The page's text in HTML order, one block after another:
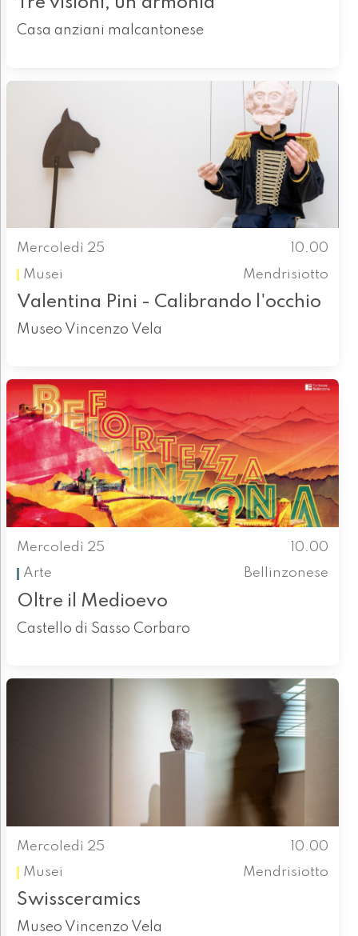
Casa anziani malcantonese
Mercoledì 25
10.00
Musei
Mendrisiotto
Valentina Pini - Calibrando l'occhio
Museo Vincenzo Vela
Mercoledì 25
10.00
Arte
Bellinzonese
Oltre il Medioevo
Castello di Sasso Corbaro
Mercoledì 25
10.00
Musei
Mendrisiotto
Swissceramics
Museo Vincenzo Vela